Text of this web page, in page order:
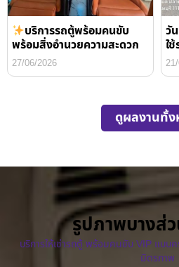
บริการรถตู้พร้อมคนขับ
พร้อมสิ่งอำนวยความสะดวก
27/06/2026
วั
ใ
ดูผลงานทั้
รูปภาพบางส่ว
บริการให้เช่ารถตู้ พร้อมคนขับ VIP แบบ
มิตรภาพ